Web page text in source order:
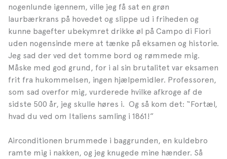
nogenlunde igennem, ville jeg få sat en grøn
laurbærkrans på hovedet og slippe ud i friheden og
kunne bagefter ubekymret drikke øl på Campo di Fiori
uden nogensinde mere at tænke på eksamen og historie.
Jeg sad der ved det tomme bord og rømmede mig.
Måske med god grund, for i al sin brutalitet var eksamen
frit fra hukommelsen, ingen hjælpemidler. Professoren,
som sad overfor mig, vurderede hvilke afkroge af de
sidste 500 år, jeg skulle høres i. Og så kom det: “Fortæl,
hvad du ved om Italiens samling i 1861!”
Airconditionen brummede i baggrunden, en kuldebro
ramte mig i nakken, og jeg knugede mine hænder. Så